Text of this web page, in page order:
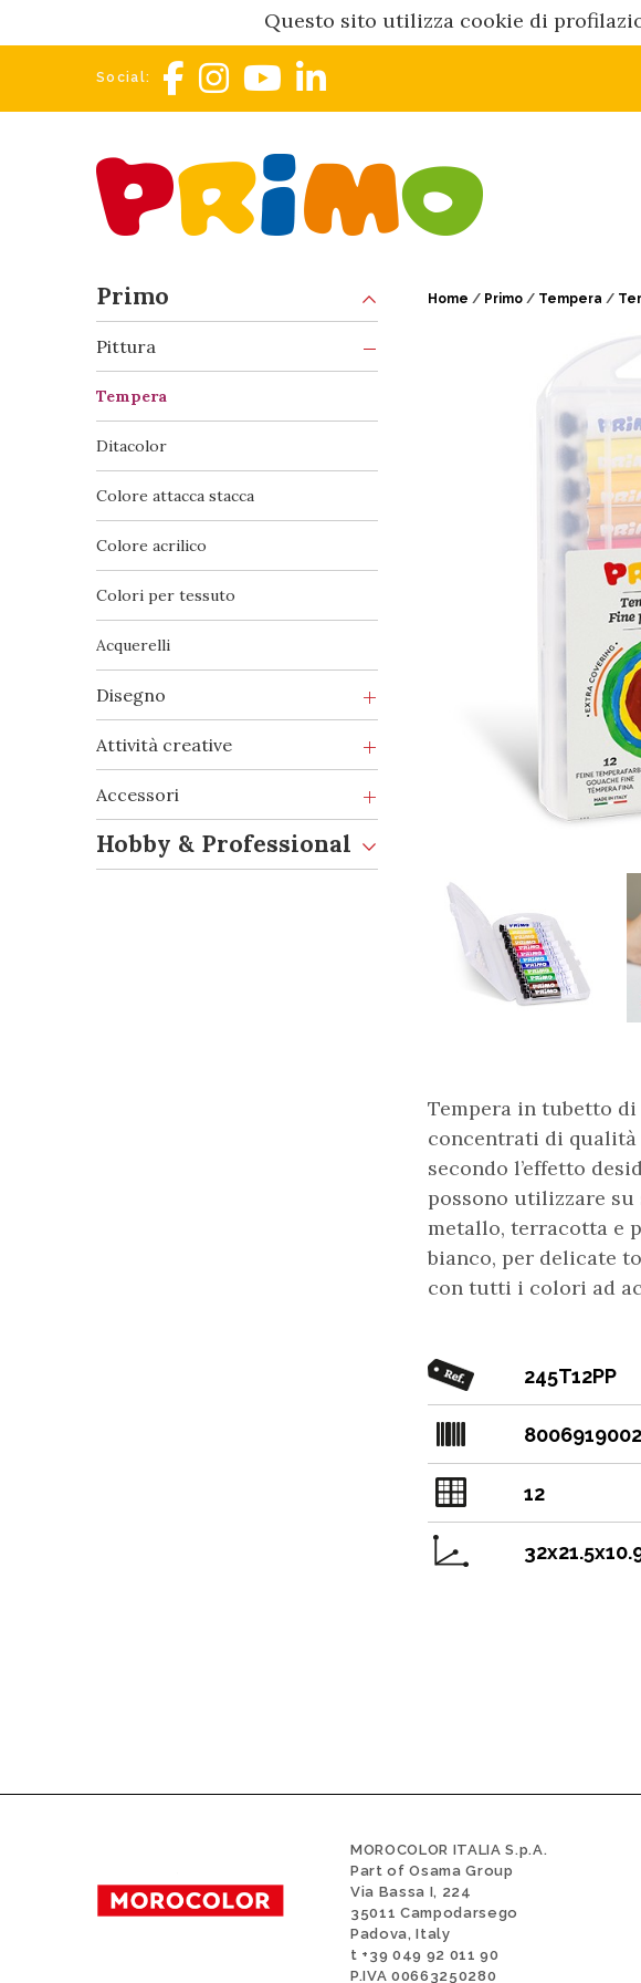
Questo sito utilizza cookie di
Social:
Primo
Pittura
Tempera
Ditacolor
Colore attacca stacca
Colore acrilico
Colori per tessuto
Acquerelli
Disegno
Attività creative
Accessori
Hobby & Professional
Home / Primo / Tempera /
Tempera in tubetto
concentrati di qualità
secondo l’effetto
possono utilizzare su
metallo, terracotta e
bianco, per delicate
con tutti i colori ad
245T12PP
12
MOROCOLOR ITALIA S.p.A.
Part of Osama Group
Via Bassa I, 224
35011 Campodarsego
Padova, Italy
t +39 049 92 011 90
P.IVA 00663250280